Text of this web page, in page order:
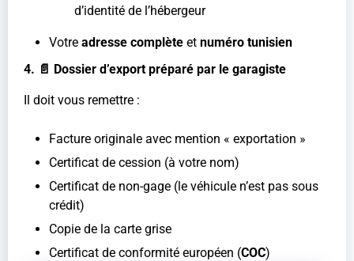
d’identité de l’hébergeur
Votre adresse complète et numéro tunisien
4. 📄 Dossier d’export préparé par le garagiste
Il doit vous remettre :
Facture originale avec mention « exportation »
Certificat de cession (à votre nom)
Certificat de non-gage (le véhicule n’est pas sous
crédit)
Copie de la carte grise
Certificat de conformité européen (COC)